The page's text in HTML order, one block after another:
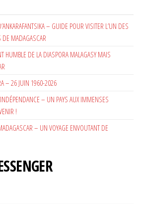
– GUIDE POUR VISITER L’UN DES
DE MADAGASCAR
HUMBLE DE LA DIASPORA MALAGASY MAIS
– 26 JUIN 1960-2026
– UN PAYS AUX IMMENSES
!
– UN VOYAGE ENVOUTANT DE